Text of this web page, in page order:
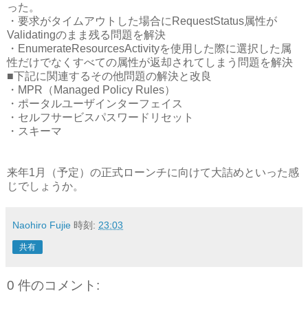
った。
・要求がタイムアウトした場合にRequestStatus属性が
Validatingのまま残る問題を解決
・EnumerateResourcesActivityを使用した際に選択した属
性だけでなくすべての属性が返却されてしまう問題を解決
■下記に関連するその他問題の解決と改良
・MPR（Managed Policy Rules）
・ポータルユーザインターフェイス
・セルフサービスパスワードリセット
・スキーマ
来年1月（予定）の正式ローンチに向けて大詰めといった感
じでしょうか。
Naohiro Fujie 時刻: 23:03
共有
0 件のコメント: